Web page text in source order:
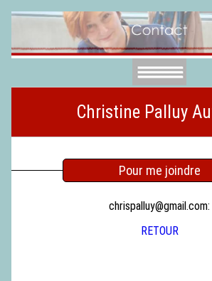
Christine Palluy
Pour me joindre
chrispalluy@gmail.com:
RETOUR